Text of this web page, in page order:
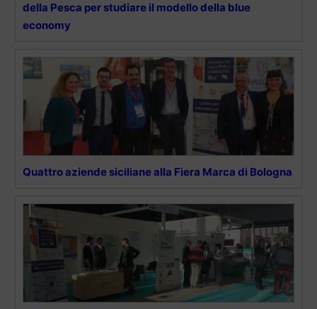
della Pesca per studiare il modello della blue
economy
Quattro aziende siciliane alla Fiera Marca di Bologna